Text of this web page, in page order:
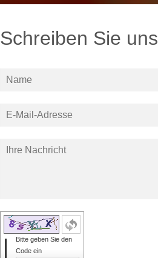
Schreiben Sie uns
Bitte geben Sie den
Code ein